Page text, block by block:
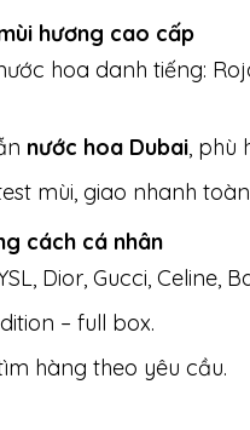
hương cao cấp
hoa danh tiếng:
nước hoa Dubai, phù
mùi, giao nhanh
cách cá nhân
Dior, Gucci,
– full box.
hàng theo yêu cầu.